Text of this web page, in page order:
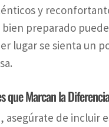
y
preparado
lugar se sienta un
que Marcan la Diferencia
asegúrate de incluir